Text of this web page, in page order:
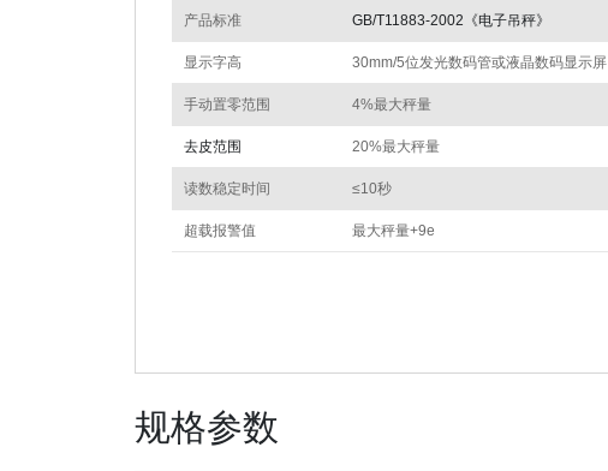
产品标准 GB/T11883-2002《电子吊秤》
显示字高 30mm/5位发光数码管或液晶数码显示屏
手动置零范围 4%最大秤量
去皮范围 20%最大秤量
读数稳定时间 ≤10秒
超载报警值 最大秤量+9e
规格参数